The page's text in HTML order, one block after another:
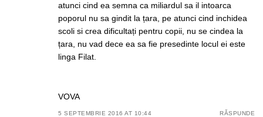
atunci cind ea semna ca miliardul sa il intoarca
poporul nu sa gindit la țara, pe atunci cind inchidea
scoli si crea dificultați pentru copii, nu se cindea la
țara, nu vad dece ea sa fie presedinte locul ei este
linga Filat.
VOVA
5 SEPTEMBRIE 2016 AT 10:44 RĂSPUNDE